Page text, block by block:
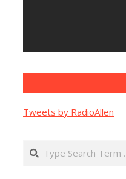
Tweets by RadioAllen
Search